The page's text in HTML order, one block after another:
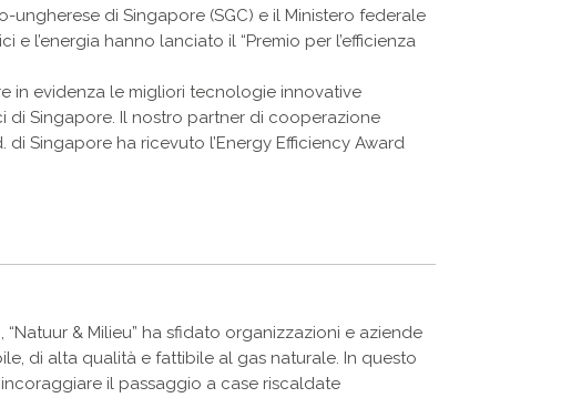
ungherese di Singapore (SGC) e il Ministero federale
e l’energia hanno lanciato il “Premio per l’efficienza
in evidenza le migliori tecnologie innovative
di Singapore. Il nostro partner di cooperazione
di Singapore ha ricevuto l’Energy Efficiency Award
“Natuur & Milieu” ha sfidato organizzazioni e aziende
di alta qualità e fattibile al gas naturale. In questo
incoraggiare il passaggio a case riscaldate